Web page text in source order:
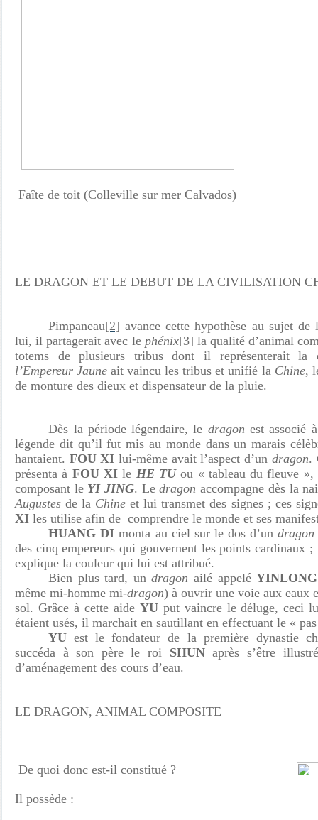
Faîte de toit (Colleville sur mer Calvados)
LE DRAGON ET LE DEBUT DE LA CIVILISATION
Pimpaneau[2] avance cette hypothèse au sujet
lui, il partagerait avec le phénix[3] la qualité d’animal
totems de plusieurs tribus dont il représenterait la
l’Empereur Jaune ait vaincu les tribus et unifié la Chine,
de monture des dieux et dispensateur de la pluie.
Dès la période légendaire, le dragon est associé
légende dit qu’il fut mis au monde dans un marais
hantaient. FOU XI lui-même avait l’aspect d’un dragon.
présenta à FOU XIle HE TUou « tableau du fleuve »,
composant le YI JING. Ledragon accompagne dès la
Augustes de la Chine et lui transmet des signes ; ces
XI les utilise afin de comprendre le monde et ses
HUANG DI monta au ciel sur le dos d’undragon
des cinq empereurs qui gouvernent les points cardinaux
explique la couleur qui lui est attribué.
Bien plus tard, undragon ailé appeléYINLONG
même mi-homme mi-dragon) à ouvrir une voie aux eaux
sol. Grâce à cette aide YUput vaincre le déluge, ceci
étaient usés, il marchait en sautillant en effectuant le «
YU est le fondateur de la première dynastie
succéda à son père le roi SHUNaprès s’être
d’aménagement des cours d’eau.
LE DRAGON, ANIMAL COMPOSITE
De quoi donc est-il constitué ?
Il possède :